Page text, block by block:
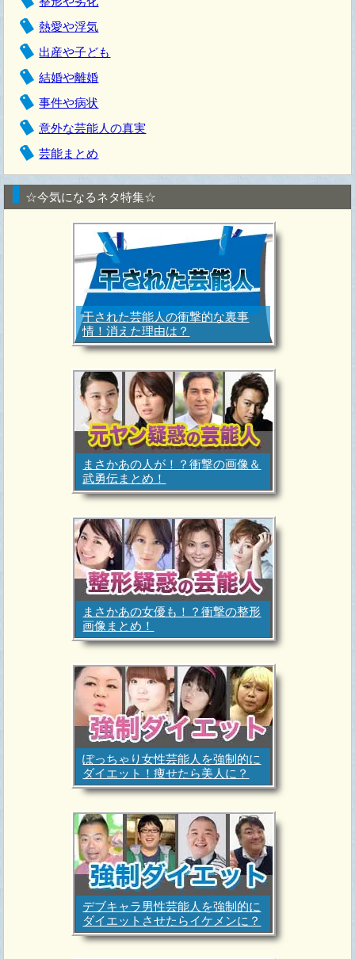
熱愛や浮気
出産や子ども
結婚や離婚
事件や病状
意外な芸能人の真実
芸能まとめ
☆今気になるネタ特集☆
干された芸能人の衝撃的な裏事
情！消えた理由は？
まさかあの人が！？衝撃の画像＆
武勇伝まとめ！
まさかあの女優も！？衝撃の整形
画像まとめ！
ぽっちゃり女性芸能人を強制的に
ダイエット！痩せたら美人に？
デブキャラ男性芸能人を強制的に
ダイエットさせたらイケメンに？